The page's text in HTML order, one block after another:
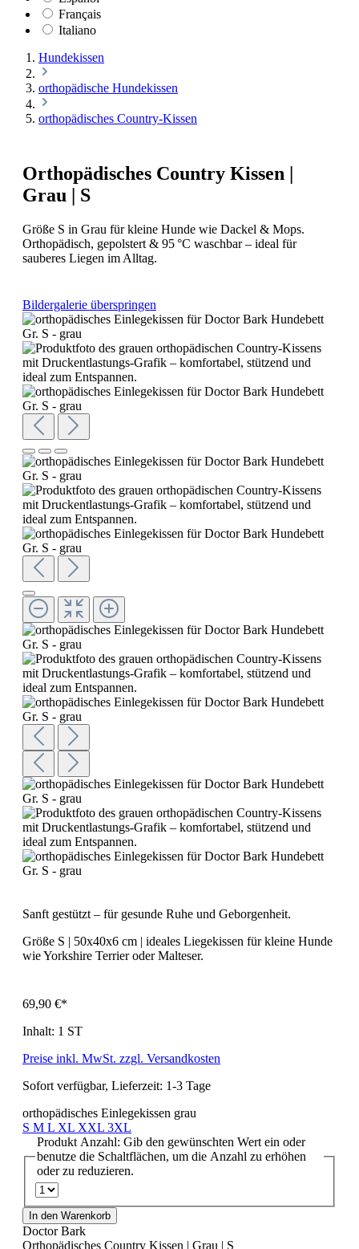
Français
Italiano
Hundekissen
orthopädische Hundekissen
orthopädisches Country-Kissen
Orthopädisches Country Kissen |
Grau | S
Größe S in Grau für kleine Hunde wie Dackel & Mops.
Orthopädisch, gepolstert & 95 °C waschbar – ideal für
sauberes Liegen im Alltag.
Bildergalerie überspringen
Sanft gestützt – für gesunde Ruhe und Geborgenheit.
Größe S | 50x40x6 cm | ideales Liegekissen für kleine Hunde
wie Yorkshire Terrier oder Malteser.
69,90 €*
Inhalt: 1 ST
Preise inkl. MwSt. zzgl. Versandkosten
Sofort verfügbar, Lieferzeit: 1-3 Tage
orthopädisches Einlegekissen grau
S M L XL XXL 3XL
Produkt Anzahl: Gib den gewünschten Wert ein oder
benutze die Schaltflächen, um die Anzahl zu erhöhen
oder zu reduzieren.
In den Warenkorb
Doctor Bark
Orthopädisches Country Kissen | Grau | S